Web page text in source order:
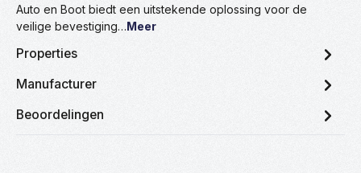
Auto en Boot biedt een uitstekende oplossing voor de
veilige bevestiging…Meer
Properties
Manufacturer
Beoordelingen